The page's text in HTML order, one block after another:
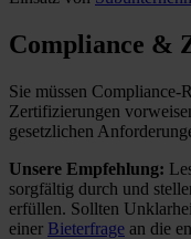
Compliance &
Sie müssen
Zertifizierungen
gesetzlichen
Unsere Empfehlung:
sorgfältig durch und
erfüllen. Sollten
einer Bieterfrage an die